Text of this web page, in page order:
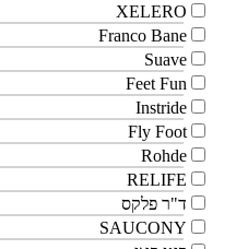
XELERO
Franco Bane
Suave
Feet Fun
Instride
Fly Foot
Rohde
RELIFE
ד"ר פלקס
SAUCONY